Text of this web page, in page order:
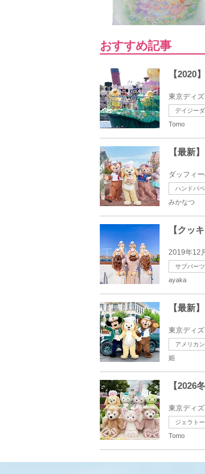
おすすめ記事
【2020
東京ディ
デイジー
Tomo
【最新
ダッフィ
ハンドパ
みかなつ
【クッ
2019年12
サブパーツ
ayaka
【最新
東京ディ
アメリカ
姫
【2026
東京ディ
ジェラトー
Tomo